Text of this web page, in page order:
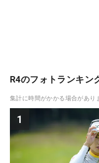
R4のフォトランキン
集計に時間がかかる場合があり
1